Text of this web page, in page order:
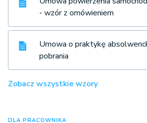
- wzór z omówieniem
Umowa o praktykę
pobrania
Zobacz wszystkie wzory
DLA PRACOWNIKA